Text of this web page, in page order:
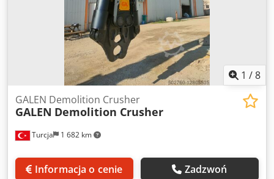
1 /8
Turcja 1 682 km
GALEN Demolition Crusher
GALEN Demolition Crusher
Informacja o cenie Zadzwoń